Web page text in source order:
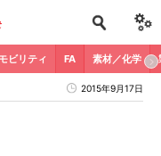
モビリティ FA 素材／化学
2015年9月17日